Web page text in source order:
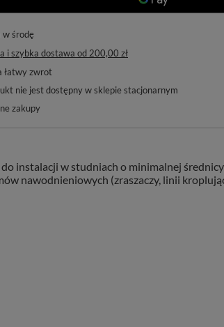
w środę
i szybka dostawa od 200,00 zł
łatwy zwrot
nie jest dostępny w sklepie stacjonarnym
zakupy
instalacji w studniach o minimalnej
nawodnieniowych (zraszaczy, linii